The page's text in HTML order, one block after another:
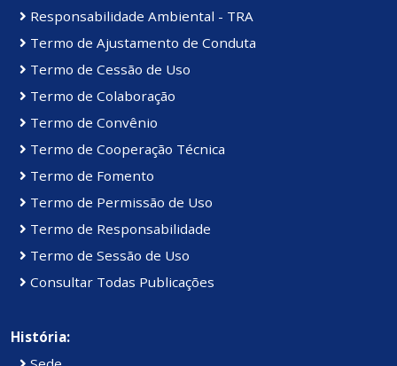
Responsabilidade Ambiental - TRA
Termo de Ajustamento de Conduta
Termo de Cessão de Uso
Termo de Colaboração
Termo de Convênio
Termo de Cooperação Técnica
Termo de Fomento
Termo de Permissão de Uso
Termo de Responsabilidade
Termo de Sessão de Uso
Consultar Todas Publicações
História: